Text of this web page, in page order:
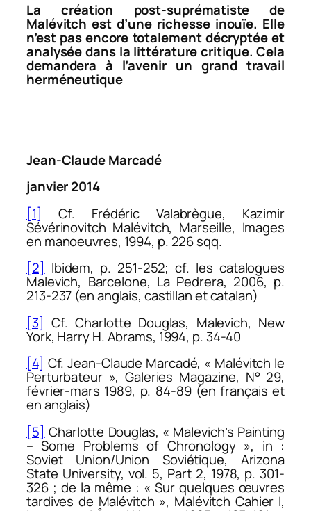
La création post-suprématiste de
Malévitch est d’une richesse inouïe. Elle
n’est pas encore totalement décryptée et
analysée dans la littérature critique. Cela
demandera à l’avenir un grand travail
herméneutique
Jean-Claude Marcadé
janvier 2014
[1]
Cf. Frédéric Valabrègue, Kazimir
Sévérinovitch Malévitch, Marseille, Images
en manoeuvres, 1994, p. 226 sqq.
[2] Ibidem, p. 251-252; сf. les catalogues
Malevich, Barcelone, La Pedrera, 2006, p.
213-237 (en anglais, castillan et catalan)
[3] Cf. Charlotte Douglas, Malevich, New
York, Harry H. Abrams, 1994, p. 34-40
[4] Cf. Jean-Claude Marcadé, « Malévitch le
Perturbateur »,Galeries Magazine, N° 29,
février-mars 1989, p. 84-89 (en français et
en anglais)
[5] Charlotte Douglas, « Malevich’s Painting
– Some Problems of Chronology », in :
Soviet Union/Union Soviétique, Arizona
State University, vol. 5, Part 2, 1978, p. 301-
326 ; de la même : « Sur quelques œuvres
tardives de Malévitch », Malévitch Cahier I,